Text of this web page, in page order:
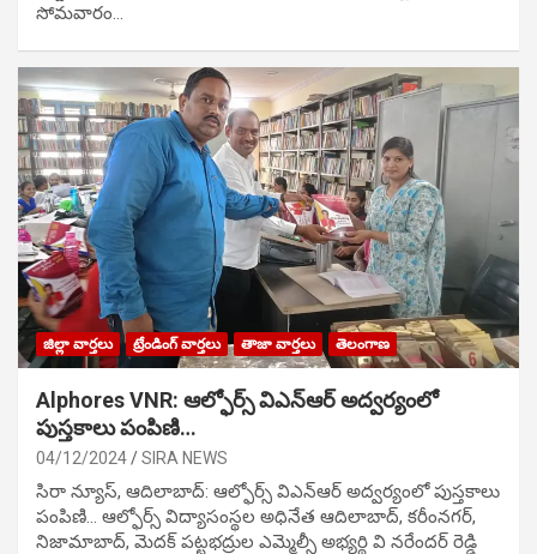
సోమవారం…
జిల్లా వార్తలు ట్రేండింగ్ వార్తలు తాజా వార్తలు తెలంగాణ
Alphores VNR: ఆల్ఫోర్స్ విఎన్ఆర్ అద్వర్యంలో
పుస్తకాలు పంపిణి…
04/12/2024 SIRA NEWS
సిరా న్యూస్, ఆదిలాబాద్: ఆల్ఫోర్స్ విఎన్ఆర్ అద్వర్యంలో పుస్తకాలు
పంపిణి… ఆల్ఫోర్స్ విద్యాసంస్థల అధినేత ఆదిలాబాద్, కరీంనగర్,
నిజామాబాద్, మెదక్ పట్టభద్రుల ఎమ్మెల్సీ అభ్యర్థి వి నరేందర్ రెడ్డి